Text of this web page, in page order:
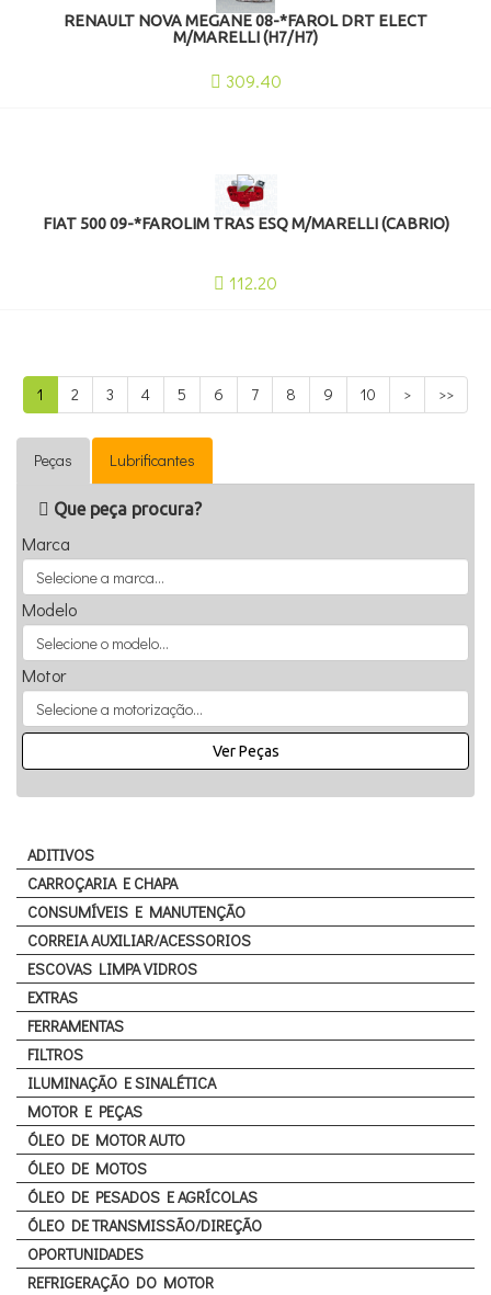
RENAULT NOVA MEGANE 08-*FAROL DRT ELECT
M/MARELLI (H7/H7)
309.40
FIAT 500 09-*FAROLIM TRAS ESQ M/MARELLI (CABRIO)
112.20
1 2 3 4 5 6 7 8 9 10 > >>
Peças Lubrificantes
Que peça procura?
Marca
Modelo
Motor
Ver Peças
ADITIVOS
CARROÇARIA E CHAPA
CONSUMÍVEIS E MANUTENÇÃO
CORREIA AUXILIAR/ACESSORIOS
ESCOVAS LIMPA VIDROS
EXTRAS
FERRAMENTAS
FILTROS
ILUMINAÇÃO E SINALÉTICA
MOTOR E PEÇAS
ÓLEO DE MOTOR AUTO
ÓLEO DE MOTOS
ÓLEO DE PESADOS E AGRÍCOLAS
ÓLEO DE TRANSMISSÃO/DIREÇÃO
OPORTUNIDADES
REFRIGERAÇÃO DO MOTOR